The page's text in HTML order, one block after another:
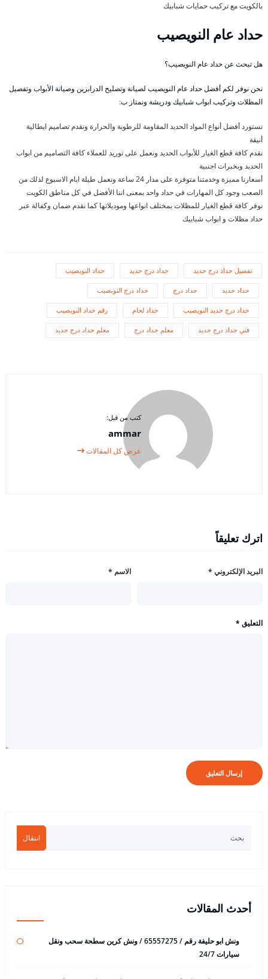
بالكويت مع تركيب حمايات شبابيك
حداد عام النويصيب
هل تبحث عن حداد عام النويصيب؟
نحن نوفر لكم أفضل حداد عام النويصيب لصيانة وتصليح الدرابزين وصيانة الأبواب وتفصيل
المظلات وتركيب ابواب شبابيك ودريشة ونمتاز ب:
نستورد أفضل أنواع المواد الحديد المقاومة للرطوبة والحرارة ونقدم تصاميم ايطالية
أنيقة
نقدم كافة قطع الغيار للأبواب الحديد ونعمل على توريد للعملاء كافة التصاميم من ابواب
الحديد وبخبرات اجنبية
أسعارنا مميزة وخدمتنا متوفرة على مدار 24 ساعة ونعمل طيلة ايام الاسبوع لذلك من
الصعب وجود كل المهارات في حداد واحد بمعنى اننا الأفضل في كل مناطق الكويت
نوفر كافة قطع الغيار للمظلات بمختلف انواعها وموديلاتها كما نقدم ضمان وكفالة عبر
حداد مظلات و ابواب شبابيك
تفصيل حداد درج حديد جداد درج حديد حداد النويصيب
حداد حديد حداد درج حداد درج النويصيب
حداد درج حديد النويصيب حداد لحام رقم حداد النويصيب
فني حداد درج حديد معلم حداد درج معلم حداد درج حديد
كتب من قبل:
ammar
عرض كل المقالات
اترك تعليقاً
الاسم * البريد الإلكتروني *
التعليق *
انتقال
أحدث المقالات
ونش ابو حليفة رقم / 65557275 / ونش كرين سطحة سحب ونقل
سيارات 24/7